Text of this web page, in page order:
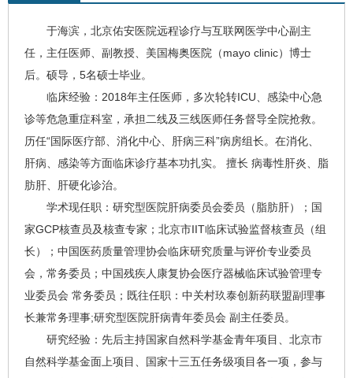
于海滨 ，北京佑安医院远程诊疗与互联网医学中心副主
任，主任医师、副教授、美国梅奥医院（mayo clinic）博士
后。硕导，5名硕士毕业。
临床经验：2018年主任医师，多次轮转ICU、感染中心急
诊等危急重症科室，承担二线及三线医师任务督导全院抢救。
历任“国际医疗部、消化中心、肝病三科”病房组长。在消化、
肝病、感染等方面临床诊疗基本功扎实。 擅长 病毒性肝炎
脂
肪肝
肝硬化诊治。
学术现任职：研究型医院肝病委员会委员（脂肪肝）；国
家GCP核查员及核查专家；北京市IIT临床试验监督核查员（组
长）；中国医药质量管理协会临床研究质量与评价专业委员
会，常务委员；中国残疾人康复协会医疗器械临床试验管理专
业委员会 常务委员；既往任职：中关村玖泰创新药联盟副理事
长兼常务理事;研究型医院肝病青年委员会 副主任委员。
研究经验：先后主持国家自然科学基金青年项目、北京市
自然科学基金面上项目、国家十三五任务级项目各一项，参与